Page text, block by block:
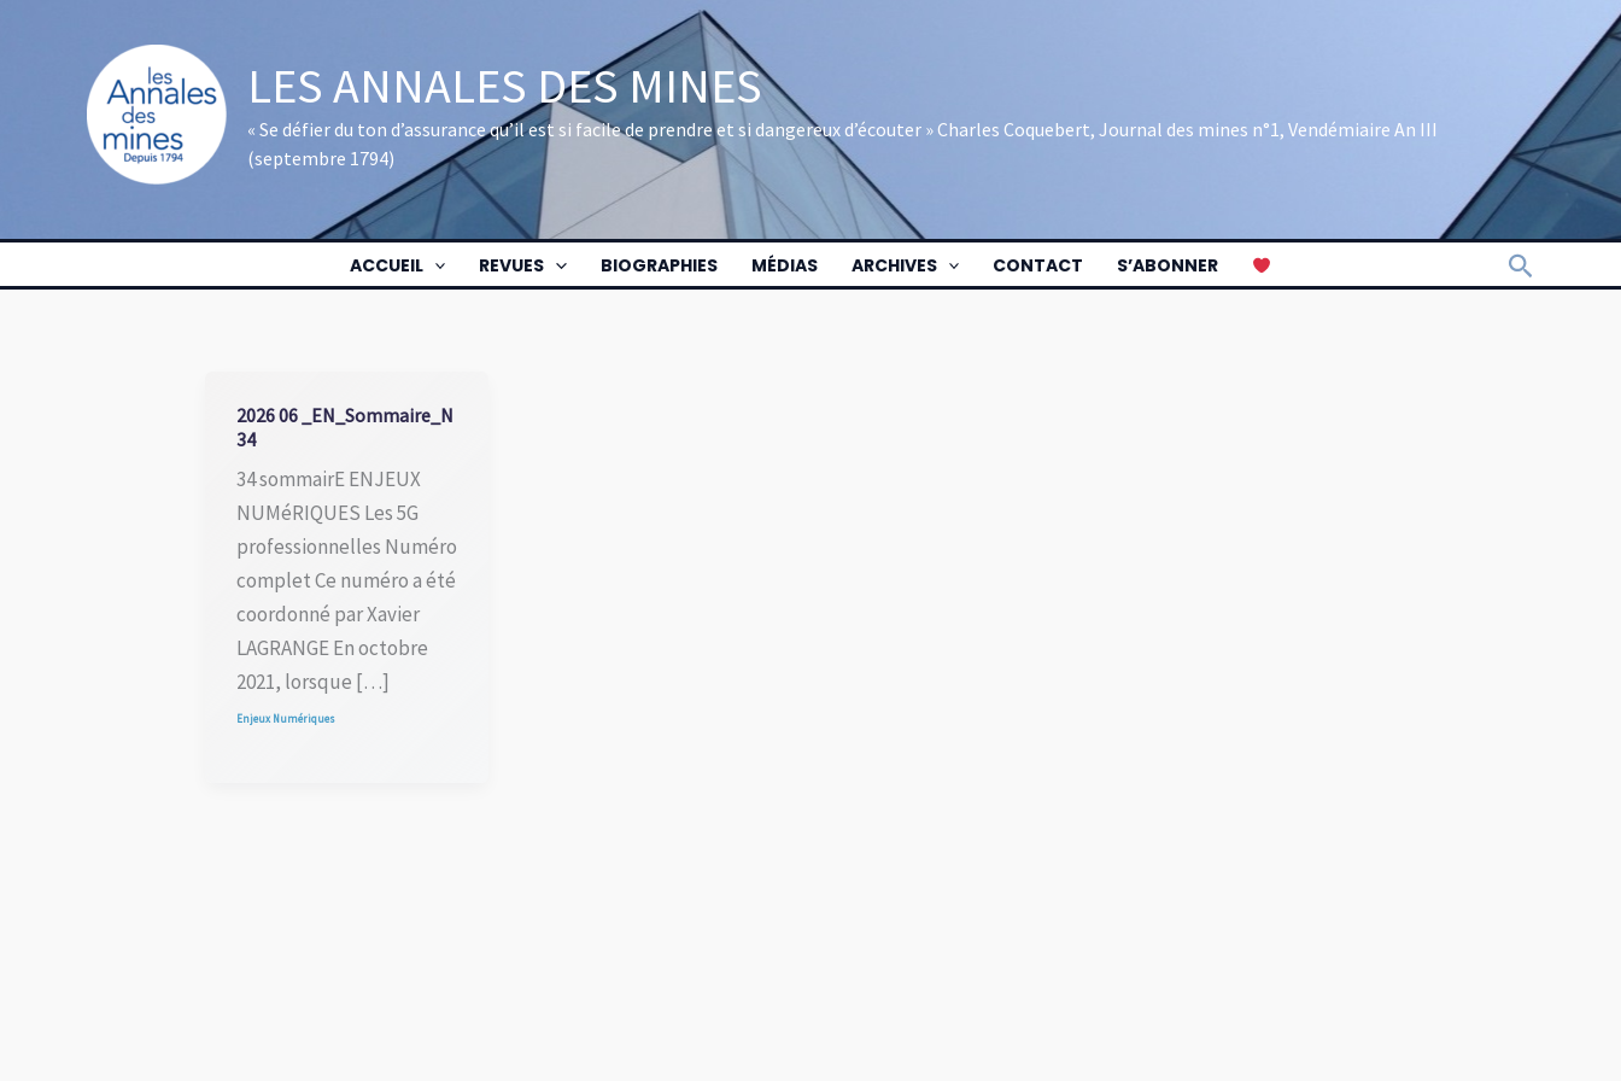
LES ANNALES DES MINES
« Se défier du ton d’assurance qu’il est si facile de prendre et si dangereux d’écouter » Charles Coquebert, Journal des mines n°1, Vendémiaire An III
(septembre 1794)
ACCUEIL REVUES BIOGRAPHIES MÉDIAS ARCHIVES CONTACT S’ABONNER
2026 06 _EN_Sommaire_N
34
34 sommairE ENJEUX
NUMéRIQUES Les 5G
professionnelles Numéro
complet Ce numéro a été
coordonné par Xavier
LAGRANGE En octobre
2021, lorsque […]
Enjeux Numériques